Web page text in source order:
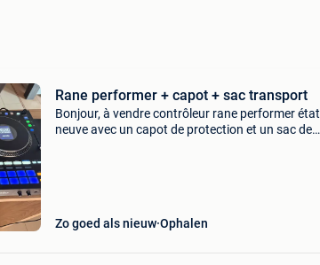
Rane performer + capot + sac transport
Bonjour, à vendre contrôleur rane performer état
neuve avec un capot de protection et un sac de
Zo goed als nieuw Ophalen